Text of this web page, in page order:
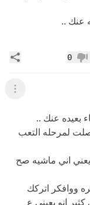
عنك ..
عدم إعجاب
0
عرض
بعيده عنك ..
لمرحله التعب
يعني اني ماشيه صح
ووافكر اتركك
انو يعيني ع